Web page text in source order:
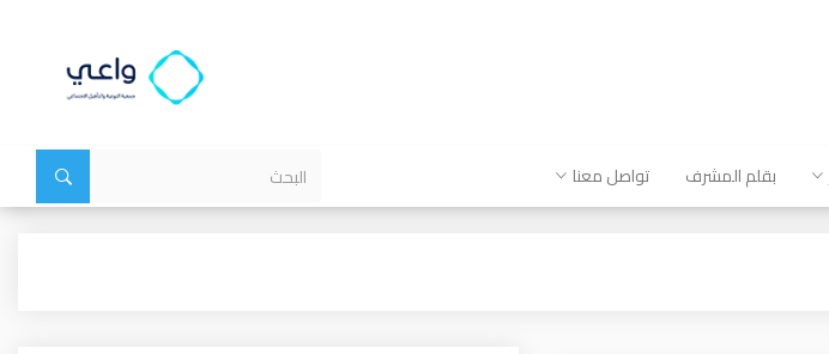
بقلم المشرف تواصل معنا